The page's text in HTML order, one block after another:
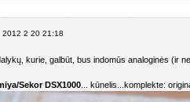
2012 2 20 21:18
kurie, galbūt, bus indomūs analoginės (ir
Sekor DSX1000 ... kūnelis...komplekte: